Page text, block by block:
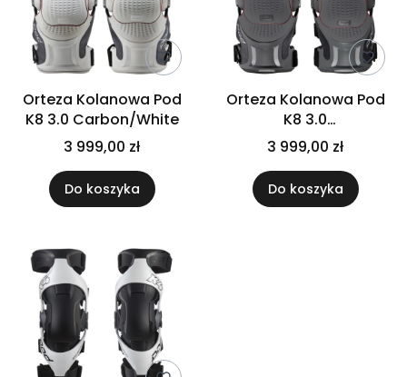
Orteza Kolanowa Pod
K8 3.0 Carbon/White
3 999,00 zł
Do koszyka
Orteza Kolanowa Pod
K8 3.0
Carbon/Graphite
3 999,00 zł
Do koszyka